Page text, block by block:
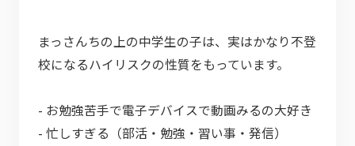
まっさんちの上の中学生の子は、実はかなり不登
校になるハイリスクの性質をもっています。
- お勉強苦手で電子デバイスで動画みるの大好き
- 忙しすぎる（部活・勉強・習い事・発信）